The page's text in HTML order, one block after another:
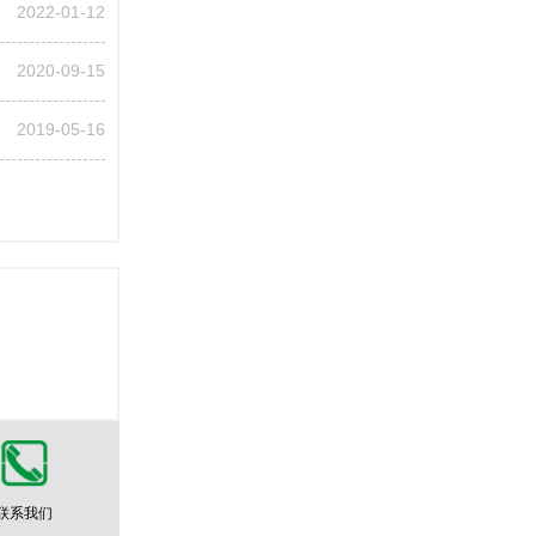
2022-01-12
2020-09-15
2019-05-16
系我们